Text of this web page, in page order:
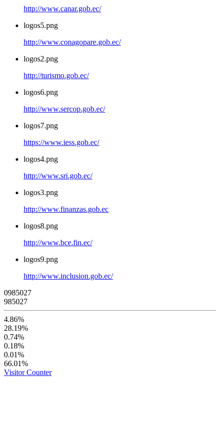
http://www.canar.gob.ec/
logos5.png
http://www.conagopare.gob.ec/
logos2.png
http://turismo.gob.ec/
logos6.png
http://www.sercop.gob.ec/
logos7.png
https://www.iess.gob.ec/
logos4.png
http://www.sri.gob.ec/
logos3.png
http://www.finanzas.gob.ec
logos8.png
http://www.bce.fin.ec/
logos9.png
http://www.inclusion.gob.ec/
0985027
985027
4.86%
28.19%
0.74%
0.18%
0.01%
66.01%
Visitor Counter